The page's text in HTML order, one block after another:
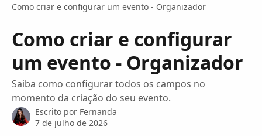
Como criar e configurar um evento - Organizador
Como criar e configurar
um evento - Organizador
Saiba como configurar todos os campos no
momento da criação do seu evento.
Escrito por Fernanda
7 de julho de 2026